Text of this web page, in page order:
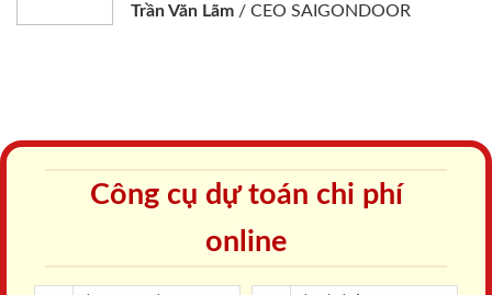
Trần Văn Lãm / CEO SAIGONDOOR
Công cụ dự toán chi phí
online